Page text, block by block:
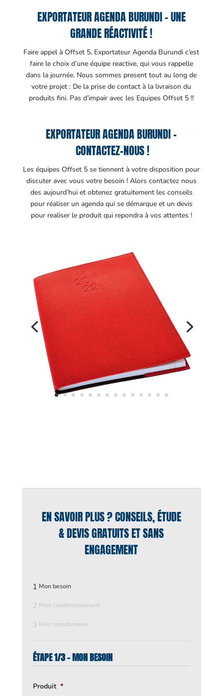
EXPORTATEUR AGENDA BURUNDI – UNE
GRANDE RÉACTIVITÉ !
Faire appel à Offset 5, Exportateur Agenda Burundi c’est
faire le choix d’une équipe reactive, qui vous rappelle
dans la journée. Nous sommes present tout au long de
votre projet : De la prise de contact à la livraison du
produits fini. Pas d’impair avec les Equipes Offset 5 !!
EXPORTATEUR AGENDA BURUNDI –
CONTACTEZ-NOUS !
Les équipes Offset 5 se tiennent à votre disposition pour
discuter avec vous votre besoin ! Alors contactez nous
des aujourd’hui et obtenez gratuitement les conseils
pour réaliser un agenda qui se démarque et un devis
pour realiser le produit qui repondra à vos attentes !
EN SAVOIR PLUS ? CONSEILS, ÉTUDE
& DEVIS GRATUITS ET SANS
ENGAGEMENT
1 Mon besoin
2 Mon conditionnement
3 Mes coordonnées
ÉTAPE 1/3 - MON BESOIN
Produit *